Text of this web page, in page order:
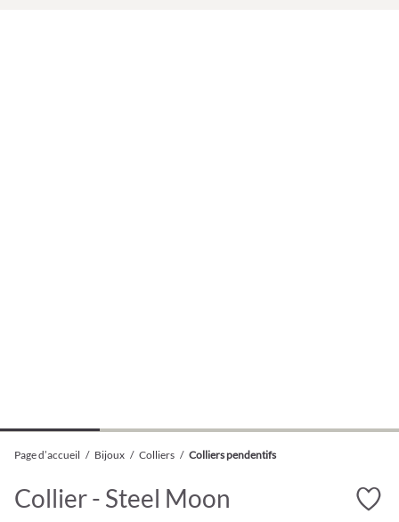
Page d’accueil / Bijoux / Colliers / Colliers pendentifs
Collier - Steel Moon